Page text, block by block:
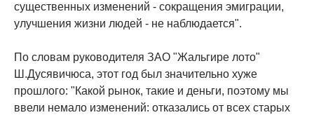
существенных изменений - сокращения эмиграции,
улучшения жизни людей - не наблюдается".
По словам руководителя ЗАО "Жальгире лото"
Ш.Дусявичюса, этот год был значительно хуже
прошлого: "Какой рынок, такие и деньги, поэтому мы
ввели немало изменений: отказались от всех старых